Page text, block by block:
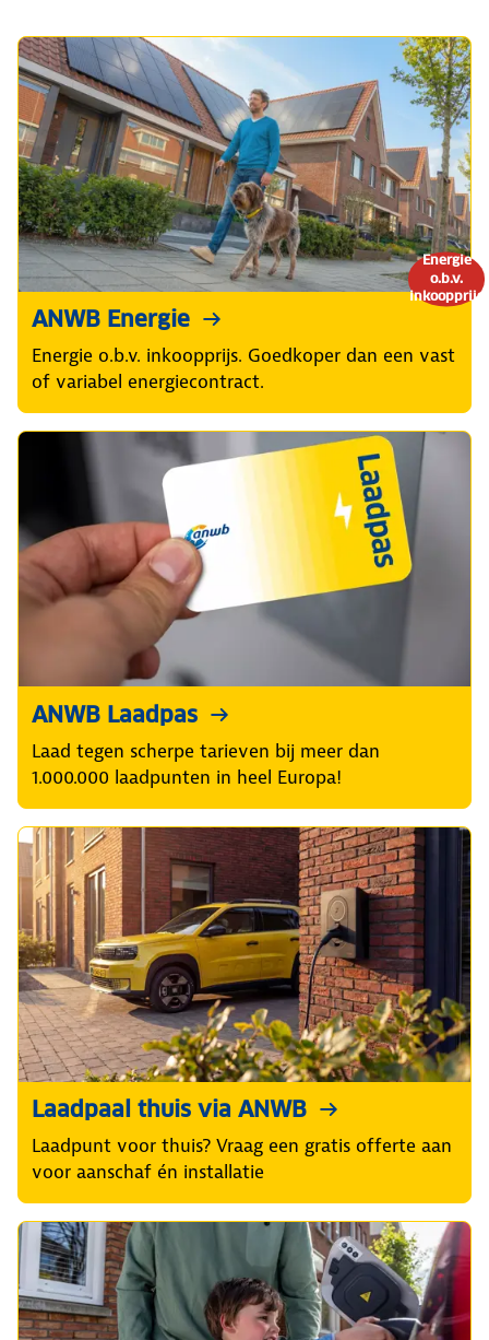
Energie
o.b.v.
inkoopprijs
ANWB Energie
Energie o.b.v. inkoopprijs. Goedkoper dan een vast
of variabel energiecontract.
ANWB Laadpas
Laad tegen scherpe tarieven bij meer dan
1.000.000 laadpunten in heel Europa!
Laadpaal thuis via ANWB
Laadpunt voor thuis? Vraag een gratis offerte aan
voor aanschaf én installatie